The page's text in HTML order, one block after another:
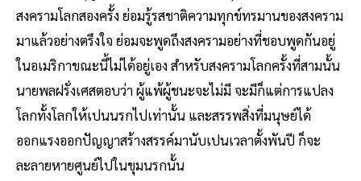
สงครามโลกสองครั้ง ย่อมรู้รสชาติความทุกข์ทรมานของสงคราม
มาแล้วอย่างตรึงใจ ย่อมจะพูดถึงสงครามอย่างที่ชอบพูดกันอยู่
ในอเมริกาขณะนี้ไม่ได้อยู่เอง สำหรับสงครามโลกครั้งที่สามนั้น
นายพลฝรั่งเศสตอบว่า ผู้แพ้ผู้ชนะจะไม่มี จะมีก็แต่การแปลง
โลกทั้งโลกให้เปนนรกไปเท่านั้น และสรรพสิ่งที่มนุษย์ได้
ออกแรงออกปัญญาสร้างสรรค์มานับเปนเวลาตั้งพันปี ก็จะ
ละลายหายศูนย์ไปในขุมนรกนั้น